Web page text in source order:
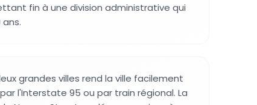
fin à une division administrative qui
grandes villes rend la ville facilement
l'Interstate 95 ou par train régional. La